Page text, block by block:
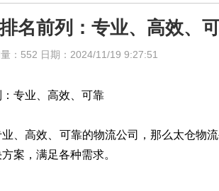
名前列：专业、高效、
：552 日期：2024/11/19 9:27:51
专业、高效、可靠
、高效、可靠的物流公司，那么太仓物
案，满足各种需求。